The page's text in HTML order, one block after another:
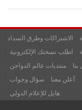
الاشتراكات وطرق السداد
اطلب نسختك الإلكترونية
منتديات عالم الدواجن
بنا
سؤال وجواب
أعلن معنا
هايل للإعلام الدولي